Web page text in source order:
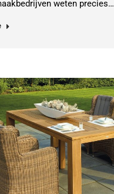
weten precies…